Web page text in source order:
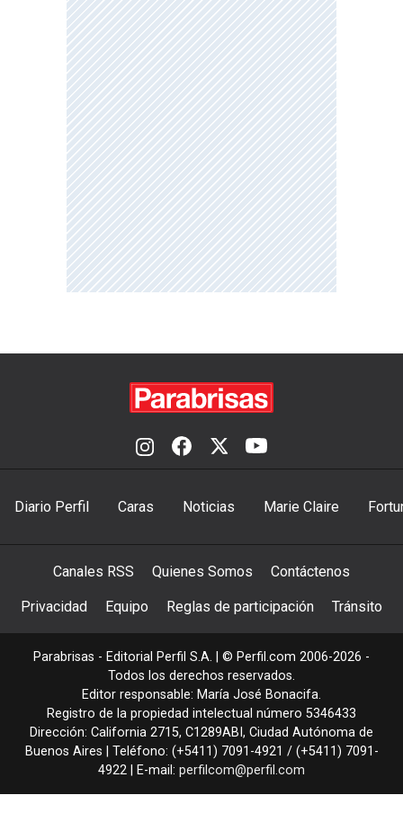
Diario Perfil Caras Noticias Marie Claire
Canales RSS Quienes Somos Contáctenos
Privacidad Equipo Reglas de participación Tránsito
Parabrisas - Editorial Perfil S.A. | © Perfil.com 2006-2026 -
Todos los derechos reservados.
Editor responsable: María José Bonacifa.
Registro de la propiedad intelectual número 5346433
Dirección: California 2715, C1289ABI , Ciudad Autónoma de
Buenos Aires | Teléfono: (+5411) 7091-4921 / (+5411) 7091-
4922 | E-mail: perfilcom@perfil.com